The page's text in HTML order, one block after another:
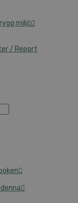
miljö
/ Report